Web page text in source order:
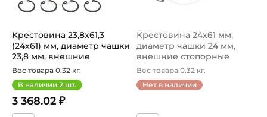
Крестовина 23,8х61,3
(24х61) мм, диаметр чашки
23,8 мм, внешние
стопорн...
Вес товара 0.32 кг.
В наличии 2 шт.
3 368.02 ₽
Крестовина 24х61 мм,
диаметр чашки 24 мм,
внешние стопорные
кольца, сма...
Вес товара 0.32 кг.
Нет в наличии